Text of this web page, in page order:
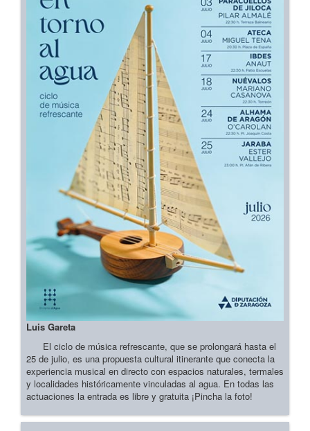
Luis Gareta
El ciclo de música refrescante, que se prolongará hasta el
25 de julio, es una propuesta cultural itinerante que conecta la
experiencia musical en directo con espacios naturales, termales
y localidades históricamente vinculadas al agua. En todas las
actuaciones la entrada es libre y gratuita ¡Pincha la foto!